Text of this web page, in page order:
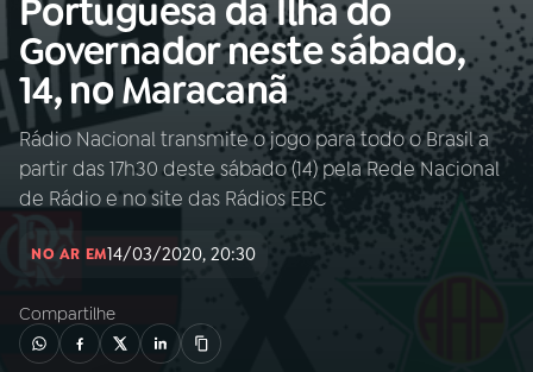
Rádio
Nacional
Buscar
AO VIVO
01INÍCIO
02A RÁDIO
03PROGRAMAÇÃO
Portuguesa da Ilha do
Governador neste sábado,
14, no Maracanã
Rádio Nacional transmite o jogo para todo o Brasil a
partir das 17h30 deste sábado (14) pela Rede Nacional
de Rádio e no site das Rádios EBC
NO AR EM14/03/2020, 20:30
Compartilhe